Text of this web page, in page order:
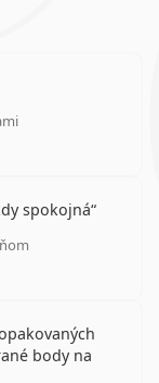
spokojná
body na